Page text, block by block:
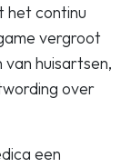
het continu
vergroot
huisartsen,
over
een